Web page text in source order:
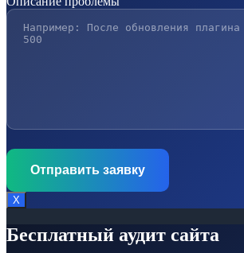
Х
Бесплатный аудит сайта